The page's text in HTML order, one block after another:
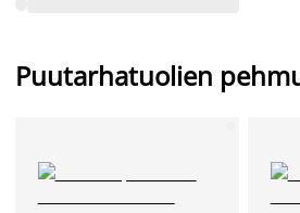
Puutarhatuolien